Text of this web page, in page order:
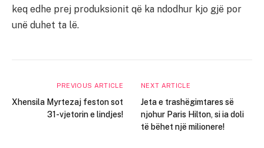
keq edhe prej produksionit që ka ndodhur kjo gjë por
unë duhet ta lë.
PREVIOUS ARTICLE
Xhensila Myrtezaj feston sot
31-vjetorin e lindjes!
NEXT ARTICLE
Jeta e trashëgimtares së
njohur Paris Hilton, si ia doli
të bëhet një milionere!